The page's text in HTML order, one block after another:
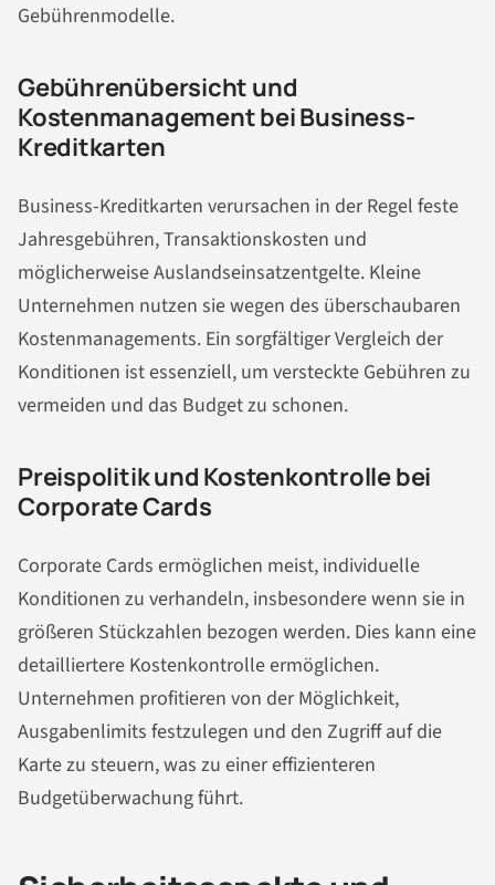
Gebührenmodelle.
Gebührenübersicht und
Kostenmanagement bei Business-
Kreditkarten
Business-Kreditkarten verursachen in der Regel feste
Jahresgebühren, Transaktionskosten und
möglicherweise Auslandseinsatzentgelte. Kleine
Unternehmen nutzen sie wegen des überschaubaren
Kostenmanagements. Ein sorgfältiger Vergleich der
Konditionen ist essenziell, um versteckte Gebühren zu
vermeiden und das Budget zu schonen.
Preispolitik und Kostenkontrolle bei
Corporate Cards
Corporate Cards ermöglichen meist, individuelle
Konditionen zu verhandeln, insbesondere wenn sie in
größeren Stückzahlen bezogen werden. Dies kann eine
detailliertere Kostenkontrolle ermöglichen.
Unternehmen profitieren von der Möglichkeit,
Ausgabenlimits festzulegen und den Zugriff auf die
Karte zu steuern, was zu einer effizienteren
Budgetüberwachung führt.